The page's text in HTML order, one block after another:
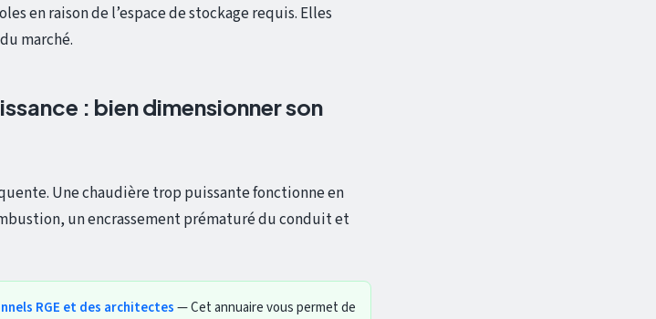
en raison de l’espace de stockage requis. Elles
marché.
: bien dimensionner son
Une chaudière trop puissante fonctionne en
un encrassement prématuré du conduit et
RGE et des architectes— Cet annuaire vous permet de